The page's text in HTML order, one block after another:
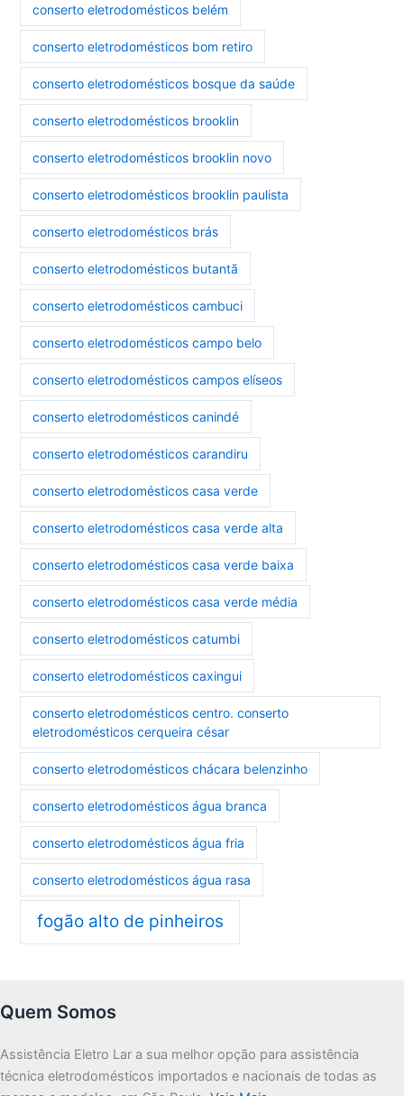
conserto eletrodomésticos belém
conserto eletrodomésticos bom retiro
conserto eletrodomésticos bosque da saúde
conserto eletrodomésticos brooklin
conserto eletrodomésticos brooklin novo
conserto eletrodomésticos brooklin paulista
conserto eletrodomésticos brás
conserto eletrodomésticos butantã
conserto eletrodomésticos cambuci
conserto eletrodomésticos campo belo
conserto eletrodomésticos campos elíseos
conserto eletrodomésticos canindé
conserto eletrodomésticos carandiru
conserto eletrodomésticos casa verde
conserto eletrodomésticos casa verde alta
conserto eletrodomésticos casa verde baixa
conserto eletrodomésticos casa verde média
conserto eletrodomésticos catumbi
conserto eletrodomésticos caxingui
conserto eletrodomésticos centro. conserto
eletrodomésticos cerqueira césar
conserto eletrodomésticos chácara belenzinho
conserto eletrodomésticos água branca
conserto eletrodomésticos água fria
conserto eletrodomésticos água rasa
fogão alto de pinheiros
Quem Somos
Assistência Eletro Lar a sua melhor opção para assistência
técnica eletrodomésticos importados e nacionais de todas as